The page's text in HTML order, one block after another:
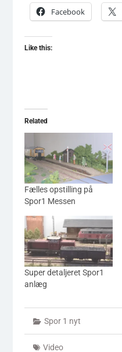
Facebook
Like this:
Related
Fælles opstilling på
Spor1 Messen
Super detaljeret Spor1
anlæg
Spor 1 nyt
Video